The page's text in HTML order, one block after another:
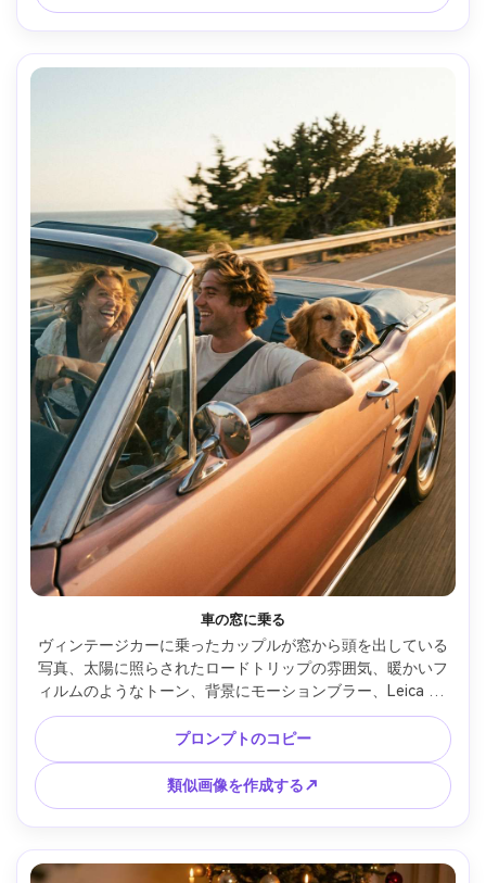
車の窓に乗る
ヴィンテージカーに乗ったカップルが窓から頭を出している
写真、太陽に照らされたロードトリップの雰囲気、暖かいフ
ィルムのようなトーン、背景にモーションブラー、Leica Q2
で撮影、28mm、自然光、ノスタルジックなカラーグレー
ド、顔と犬にシャープなフォーカス、高解像度 --ar 4:5
プロンプトのコピー
類似画像を作成する↗